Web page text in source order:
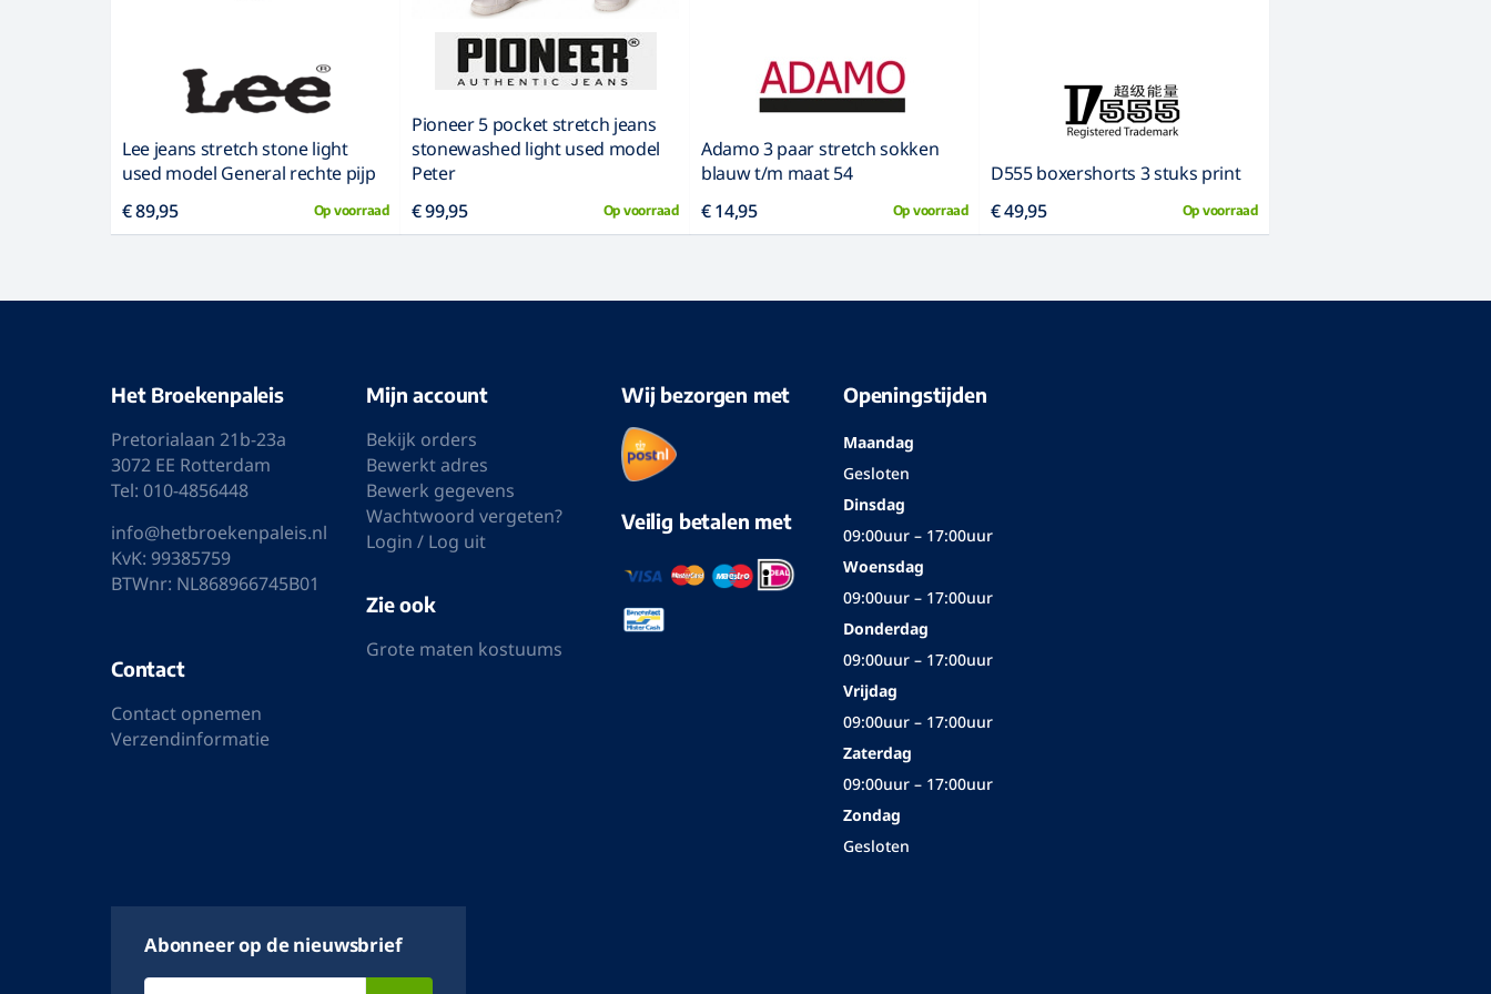
Lee jeans stretch stone light
used model General rechte pijp
€ 89,95
Op voorraad
Pioneer 5 pocket stretch jeans
stonewashed light used model
Peter
€ 99,95
Op voorraad
Adamo 3 paar stretch sokken
blauw t/m maat 54
€ 14,95
Op voorraad
D555 boxershorts 3 stuks print
€ 49,95
Op voorraad
Het Broekenpaleis
Pretorialaan 21b-23a
3072 EE Rotterdam
Tel: 010-4856448
info@hetbroekenpaleis.nl
KvK: 99385759
BTWnr: NL868966745B01
Contact
Contact opnemen
Verzendinformatie
Mijn account
Bekijk orders
Bewerkt adres
Bewerk gegevens
Wachtwoord vergeten?
Login / Log uit
Zie ook
Grote maten kostuums
Wij bezorgen met
Veilig betalen met
Openingstijden
Maandag
Gesloten
Dinsdag
09:00uur – 17:00uur
Woensdag
09:00uur – 17:00uur
Donderdag
09:00uur – 17:00uur
Vrijdag
09:00uur – 17:00uur
Zaterdag
09:00uur – 17:00uur
Zondag
Gesloten
Abonneer op de nieuwsbrief